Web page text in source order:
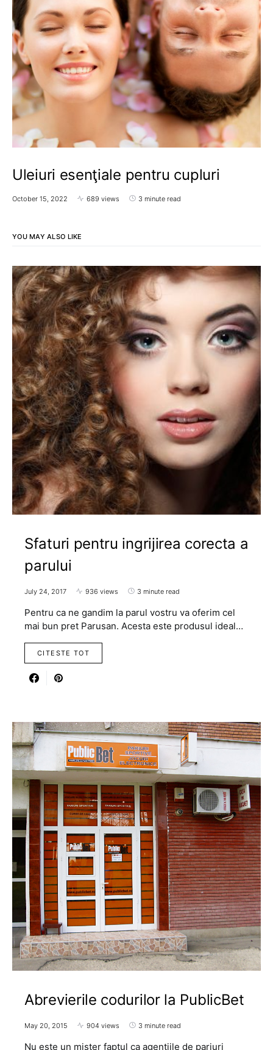
Uleiuri esenţiale pentru cupluri
October 15, 2022 689 views 3 minute read
YOU MAY ALSO LIKE
Sfaturi pentru ingrijirea corecta a
parului
July 24, 2017 936 views 3 minute read
Pentru ca ne gandim la parul vostru va oferim cel
mai bun pret Parusan. Acesta este produsul ideal…
CITESTE TOT
Abrevierile codurilor la PublicBet
May 20, 2015 904 views 3 minute read
Nu este un mister faptul ca agentiile de pariuri